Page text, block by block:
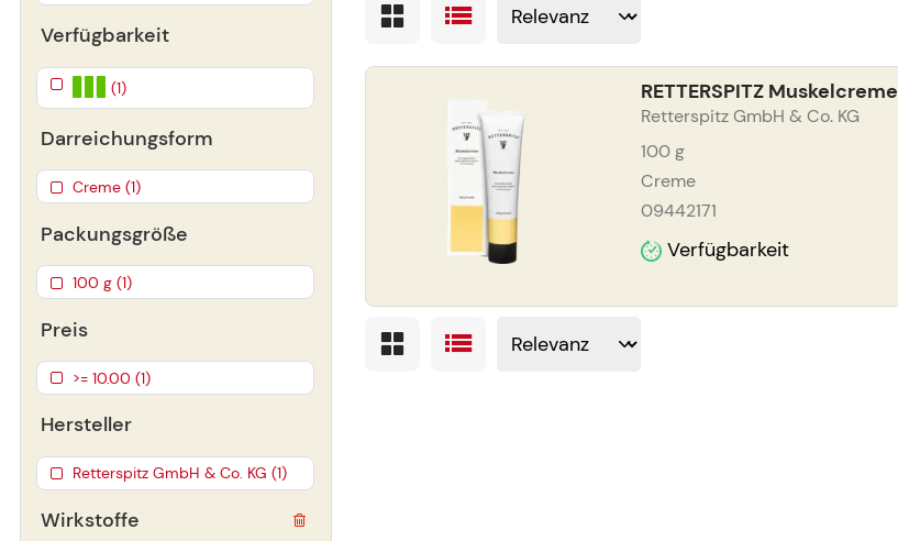
RETTERSPITZ Muskelcreme
Retterspitz GmbH & Co. KG
100g
Creme
09442171
Verfügbarkeit
Verfügbarkeit
(1)
Darreichungsform
Creme (1)
Packungsgröße
100 g (1)
Preis
>= 10.00 (1)
Hersteller
Retterspitz GmbH & Co. KG (1)
Wirkstoffe